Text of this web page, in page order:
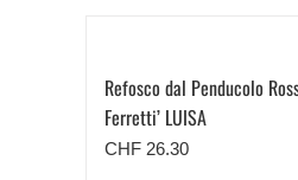
Refosco dal Penducolo
Ferretti’ LUISA
CHF 26.30